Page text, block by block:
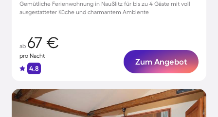
Gemütliche Ferienwohnung in Naußlitz für bis zu 4 Gäste mit voll
ausgestatteter Küche und charmantem Ambiente
ab 67 €
pro Nacht
4.8
Zum Angebot